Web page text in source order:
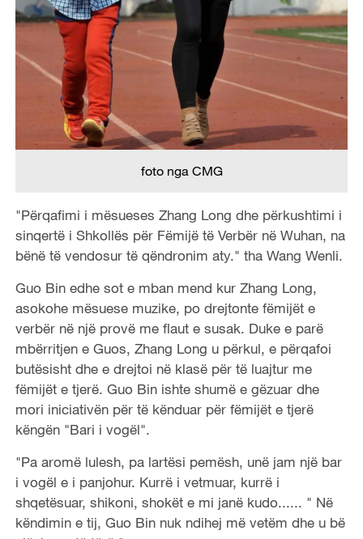
foto nga CMG
"Përqafimi i mësueses Zhang Long dhe përkushtimi i
sinqertë i Shkollës për Fëmijë të Verbër në Wuhan, na
bënë të vendosur të qëndronim aty." tha Wang Wenli.
Guo Bin edhe sot e mban mend kur Zhang Long,
asokohe mësuese muzike, po drejtonte fëmijët e
verbër në një provë me flaut e susak. Duke e parë
mbërritjen e Guos, Zhang Long u përkul, e përqafoi
butësisht dhe e drejtoi në klasë për të luajtur me
fëmijët e tjerë. Guo Bin ishte shumë e gëzuar dhe
mori iniciativën për të kënduar për fëmijët e tjerë
këngën "Bari i vogël".
"Pa aromë lulesh, pa lartësi pemësh, unë jam një bar
i vogël e i panjohur. Kurrë i vetmuar, kurrë i
shqetësuar, shikoni, shokët e mi janë kudo...... " Në
këndimin e tij, Guo Bin nuk ndihej më vetëm dhe u bë